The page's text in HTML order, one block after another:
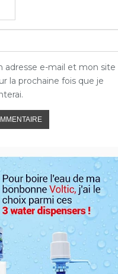
adresse e-mail et mon site
la prochaine fois que je